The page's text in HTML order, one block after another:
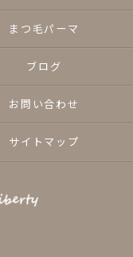
まつ毛パーマ
ブログ
お問い合わせ
サイトマップ